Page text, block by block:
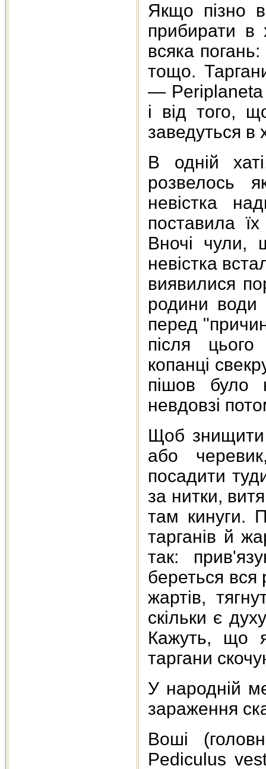
Якщо пізно
прибирати в
всяка погань:
тощо.
— Periplaneta
і від того,
заведуться в
В одній
розвелось
невістка
поставила
Вночі чули,
невістка
виявилися
родини
перед
після
копанці
пішов було
невдовзі
Щоб знищити
або
посадити
за нитки,
там кинуги.
тарганів й
так:
береться вся
жартів,
скільки є
Кажуть, що
таргани
У народній
зараження
Воші
Pediculus